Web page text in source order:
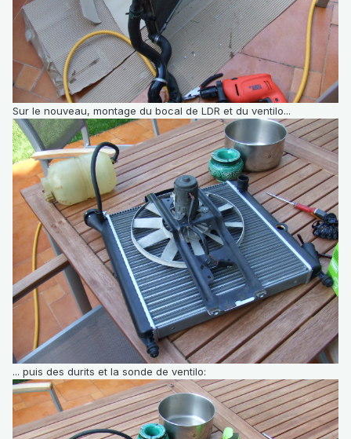
Sur le nouveau, montage du bocal de LDR et du ventilo...
... puis des durits et la sonde de ventilo: